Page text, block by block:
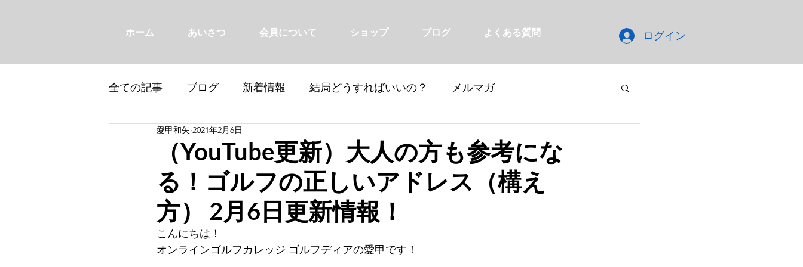
ホーム あいさつ 会員について ショップ ブログ よくある質問 ログイン
全ての記事 ブログ 新着情報 結局どうすればいいの？ メルマガ
（YouTube更新）大人の方も参考にな
る！ゴルフの正しいアドレス（構え
方） 2月6日更新情報！
愛甲和矢 2021年2月6日
こんにちは！
オンラインゴルフカレッジ ゴルフディアの愛甲です！